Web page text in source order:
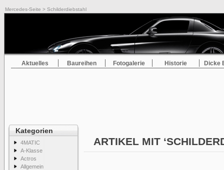
Mercedes-Seite > Schilderdiebstahl
Aktuelles Baureihen Fotogalerie Historie Dicke
Kategorien
4MATIC
A-Klasse
Actros
Allgemein
ARTIKEL MIT